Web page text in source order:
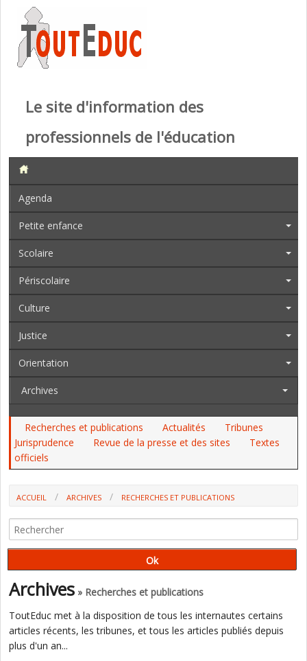
Le site d'information des
professionnels de l'éducation
Agenda
Petite enfance
Scolaire
Périscolaire
Culture
Justice
Orientation
Archives
Recherches et publications Actualités
Tribunes
Jurisprudence
Revue de la presse et des sites
Textes
officiels
ACCUEIL ARCHIVES
RECHERCHES ET PUBLICATIONS
OBSTACLES (IGESR)
Archives » Recherches et publications
ToutEduc met à la disposition de tous les internautes certains
articles récents, les tribunes, et tous les articles publiés depuis
plus d'un an...